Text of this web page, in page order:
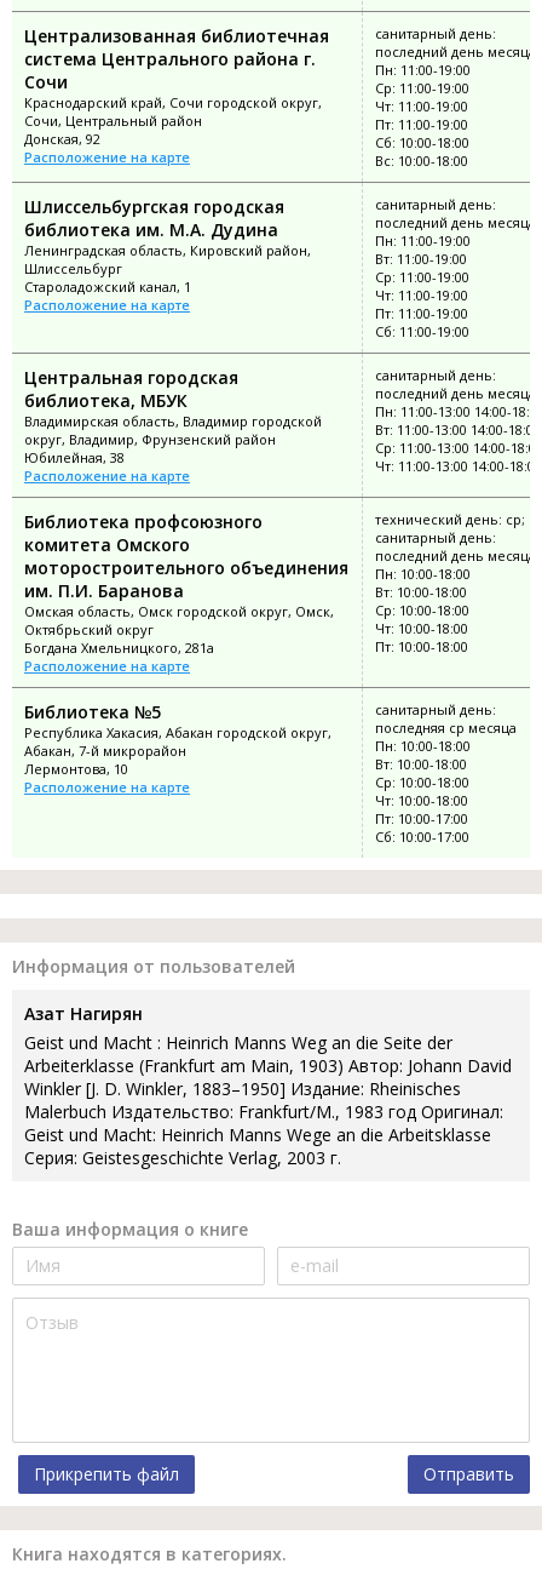
Централизованная библиотечная
система Центрального района г.
Сочи
Краснодарский край, Сочи городской округ,
Сочи, Центральный район
Донская, 92
Расположение на карте
санитарный день:
последний день месяца
Пн: 11:00-19:00
Ср: 11:00-19:00
Чт: 11:00-19:00
Пт: 11:00-19:00
Сб: 10:00-18:00
Вс: 10:00-18:00
Шлиссельбургская городская
библиотека им. М.А. Дудина
Ленинградская область, Кировский район,
Шлиссельбург
Староладожский канал, 1
Расположение на карте
санитарный день:
последний день месяца
Пн: 11:00-19:00
Вт: 11:00-19:00
Ср: 11:00-19:00
Чт: 11:00-19:00
Пт: 11:00-19:00
Сб: 11:00-19:00
Центральная городская
библиотека, МБУК
Владимирская область, Владимир городской
округ, Владимир, Фрунзенский район
Юбилейная, 38
Расположение на карте
санитарный день:
последний день месяца
Пн: 11:00-13:00 14:00-
Вт: 11:00-13:00 14:00-18:00
Ср: 11:00-13:00 14:00-18:00
Чт: 11:00-13:00 14:00-18:00
Библиотека профсоюзного
комитета Омского
моторостроительного объединения
им. П.И. Баранова
Омская область, Омск городской округ, Омск,
Октябрьский округ
Богдана Хмельницкого, 281а
Расположение на карте
технический день: ср;
санитарный день:
последний день месяца
Пн: 10:00-18:00
Вт: 10:00-18:00
Ср: 10:00-18:00
Чт: 10:00-18:00
Пт: 10:00-18:00
Библиотека №5
Республика Хакасия, Абакан городской округ,
Абакан, 7-й микрорайон
Лермонтова, 10
Расположение на карте
санитарный день:
последняя ср месяца
Пн: 10:00-18:00
Вт: 10:00-18:00
Ср: 10:00-18:00
Чт: 10:00-18:00
Пт: 10:00-17:00
Сб: 10:00-17:00
Информация от пользователей
Азат Нагирян
Geist und Macht : Heinrich Manns Weg an die Seite der
Arbeiterklasse (Frankfurt am Main, 1903) Автор: Johann David
Winkler [J. D. Winkler, 1883–1950] Издание: Rheinisches
Malerbuch Издательство: Frankfurt/M., 1983 год Оригинал:
Geist und Macht: Heinrich Мanns Wege an die Arbeitsklasse
Серия: Geistesgeschichte Verlag, 2003 г.
Ваша информация о книге
Прикрепить файл Отправить
Книга находятся в категориях.